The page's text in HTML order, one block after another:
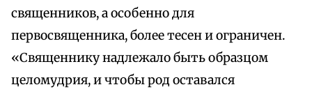
священников, а особенно для
первосвященника, более тесен и ограничен.
«Священнику надлежало быть образцом
целомудрия, и чтобы род оставался